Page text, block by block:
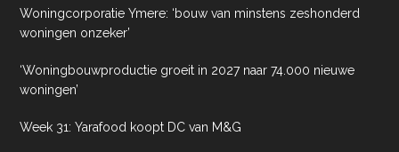
Woningcorporatie Ymere: ‘bouw van minstens zeshonderd
woningen onzeker’
‘Woningbouwproductie groeit in 2027 naar 74.000 nieuwe
woningen’
Week 31: Yarafood koopt DC van M&G